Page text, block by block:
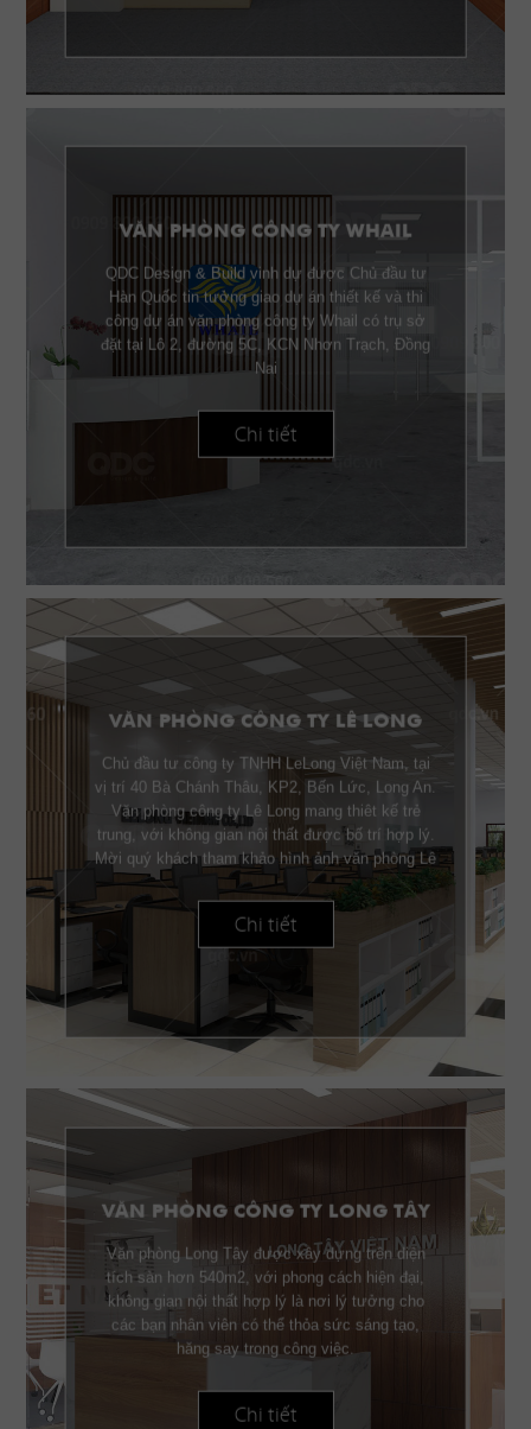
VĂN PHÒNG CÔNG TY WHAIL
QDC Design & Build vinh dự được Chủ đầu tư
Hàn Quốc tin tưởng giao dự án thiết kế và thi
công dự án văn phòng công ty Whail có trụ sở
đặt tại Lô 2, đường 5C, KCN Nhơn Trạch, Đồng
Nai
Chi tiết
VĂN PHÒNG CÔNG TY LÊ LONG
Chủ đầu tư công ty TNHH LeLong Việt Nam, tại
vị trí 40 Bà Chánh Thâu, KP2, Bến Lức, Long An.
Văn phòng công ty Lê Long mang thiêt kế trẻ
trung, với không gian nội thất được bố trí hợp lý.
Mời quý khách tham khảo hình ảnh văn phòng Lê
Long.
Chi tiết
VĂN PHÒNG CÔNG TY LONG TÂY
Văn phòng Long Tây được xây dựng trên diện
tích sàn hơn 540m2, với phong cách hiện đại,
không gian nội thất hợp lý là nơi lý tưởng cho
các bạn nhân viên có thể thỏa sức sáng tạo,
hăng say trong công việc.
Chi tiết